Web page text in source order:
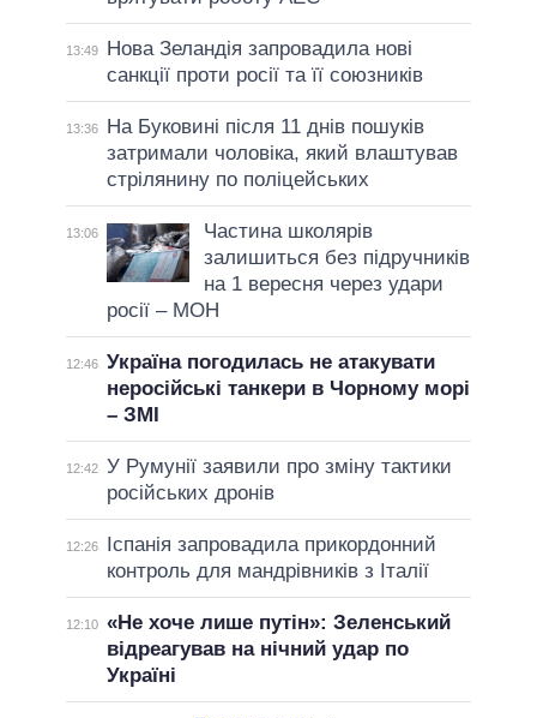
13:49
Нова Зеландія запровадила нові
санкції проти росії та її союзників
13:36
На Буковині після 11 днів пошуків
затримали чоловіка, який влаштував
стрілянину по поліцейських
13:06
Частина школярів
залишиться без підручників
на 1 вересня через удари
росії – МОН
12:46 Україна погодилась не атакувати
неросійські танкери в Чорному морі
– ЗМІ
12:42 У Румунії заявили про зміну тактики
російських дронів
12:26
Іспанія запровадила прикордонний
контроль для мандрівників з Італії
12:10 «Не хоче лише путін»: Зеленський
відреагував на нічний удар по
Україні